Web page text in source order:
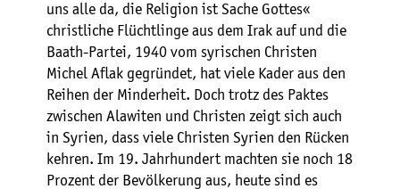
uns alle da, die Religion ist Sache Gottes«
christliche Flüchtlinge aus dem Irak auf und die
Baath-Partei, 1940 vom syrischen Christen
Michel Aflak gegründet, hat viele Kader aus den
Reihen der Minderheit. Doch trotz des Paktes
zwischen Alawiten und Christen zeigt sich auch
in Syrien, dass viele Christen Syrien den Rücken
kehren. Im 19. Jahrhundert machten sie noch 18
Prozent der Bevölkerung aus, heute sind es